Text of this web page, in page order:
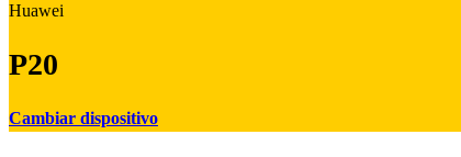
Huawei
P20
Cambiar dispositivo